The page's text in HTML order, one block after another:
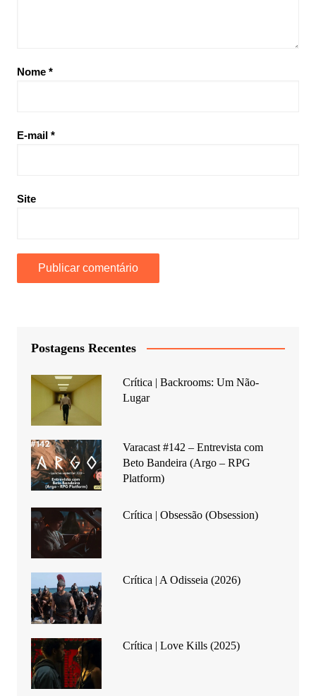
Nome *
E-mail *
Site
Postagens Recentes
Crítica | Backrooms: Um Não-
Lugar
Varacast #142 – Entrevista com
Beto Bandeira (Argo – RPG
Platform)
Crítica | Obsessão (Obsession)
Crítica | A Odisseia (2026)
Crítica | Love Kills (2025)